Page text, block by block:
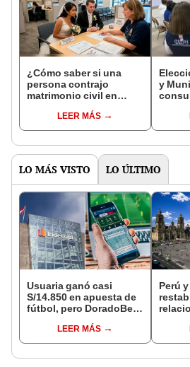
¿Cómo saber si una
persona contrajo
matrimonio civil en
LEER MÁS
y
de
LO MÁS VISTO LO ÚLTIMO
Usuaria ganó casi
S/14.850 en apuesta de
fútbol, pero DoradoBet
Indecopi multó a la
empresa con más de S/
LEER MÁS
Perú